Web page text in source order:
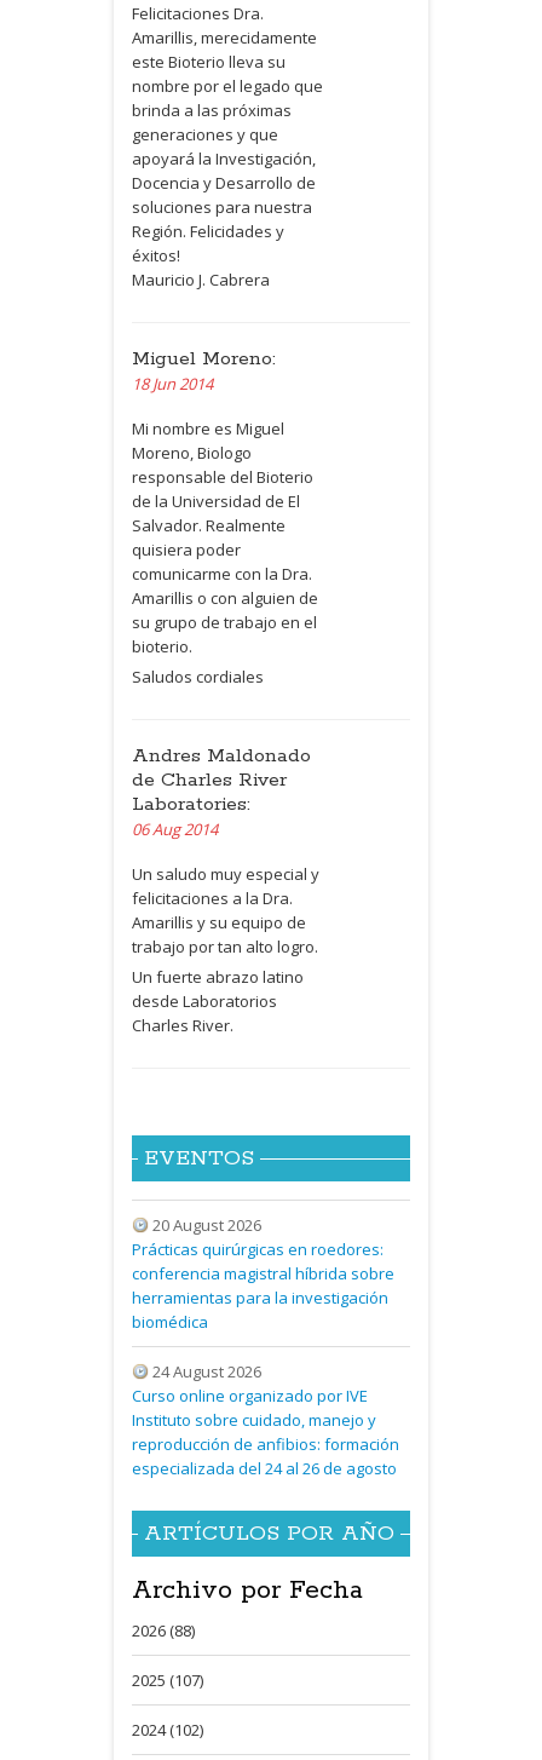
Felicitaciones Dra.
Amarillis, merecidamente
este Bioterio lleva su
nombre por el legado que
brinda a las próximas
generaciones y que
apoyará la Investigación,
Docencia y Desarrollo de
soluciones para nuestra
Región. Felicidades y
éxitos!
Mauricio J. Cabrera
Miguel Moreno:
18 Jun 2014
Mi nombre es Miguel
Moreno, Biologo
responsable del Bioterio
de la Universidad de El
Salvador. Realmente
quisiera poder
comunicarme con la Dra.
Amarillis o con alguien de
su grupo de trabajo en el
bioterio.
Saludos cordiales
Andres Maldonado
de Charles River
Laboratories:
06 Aug 2014
Un saludo muy especial y
felicitaciones a la Dra.
Amarillis y su equipo de
trabajo por tan alto logro.
Un fuerte abrazo latino
desde Laboratorios
Charles River.
EVENTOS
20 August 2026
Prácticas quirúrgicas en roedores:
conferencia magistral híbrida sobre
herramientas para la investigación
biomédica
24 August 2026
Curso online organizado por IVE
Instituto sobre cuidado, manejo y
reproducción de anfibios: formación
especializada del 24 al 26 de agosto
ARTÍCULOS POR AÑO
Archivo por Fecha
2026 (88)
2025 (107)
2024 (102)